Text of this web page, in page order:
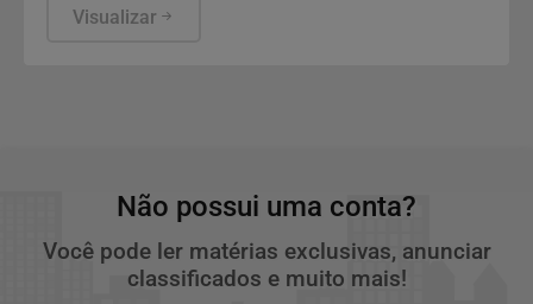
Visualizar
Não possui uma conta?
Você pode ler matérias exclusivas, anunciar
classificados e muito mais!